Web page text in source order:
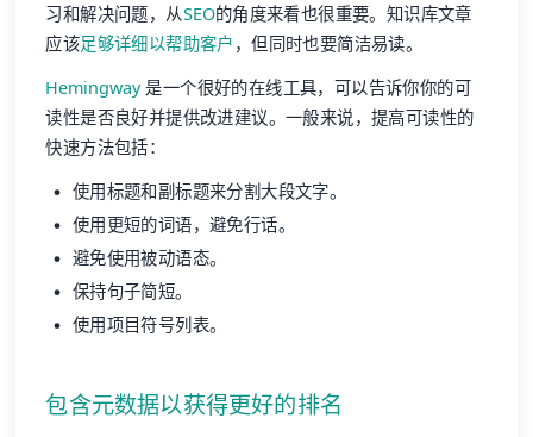
习和解决问题，从SEO的角度来看也很重要。知识库文章
应该足够详细以帮助客户 ，但同时也要简洁易读。
Hemingway是一个很好的在线工具，可以告诉你你的可
读性是否良好并提供改进建议。一般来说，提高可读性的
快速方法包括：
使用标题和副标题来分割大段文字。
使用更短的词语，避免行话。
避免使用被动语态。
保持句子简短。
使用项目符号列表。
包含元数据以获得更好的排名